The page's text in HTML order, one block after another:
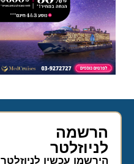
הרשמה
לניוזלטר​
הירשמו עכשיו לניוזלטר